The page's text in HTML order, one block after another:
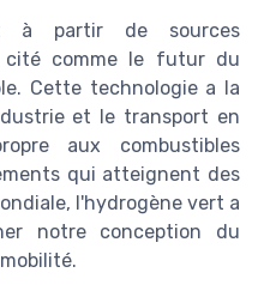
à partir de sources
cité comme le futur du
Cette technologie a la
et le transport en
aux combustibles
qui atteignent des
l'hydrogène vert a
notre conception du